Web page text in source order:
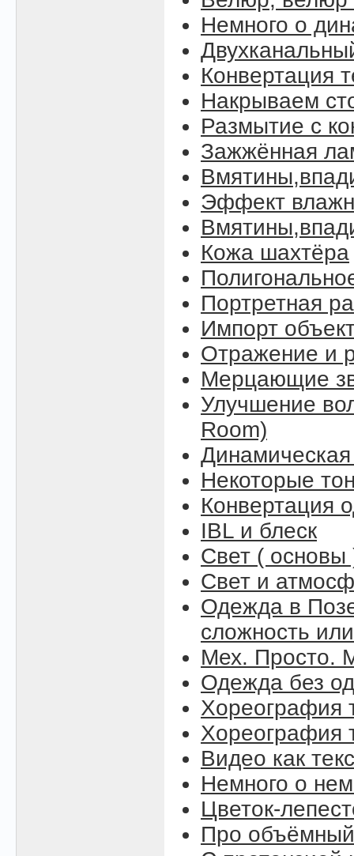
Немного о
Конвертация
Накрываем
Размытие с
Зажжённая
Эффект
Кожа шахтёра
Портретная
Импорт
Отражение и
Мерцающие
Улучшение
Room)
Некоторые
Конвертация
IBL и блеск
Свет ( основы
Свет и
Одежда в
сложность
Мех. Просто.
Одежда без
Хореография
Хореография
Видео как
Немного о
Цветок-
Про